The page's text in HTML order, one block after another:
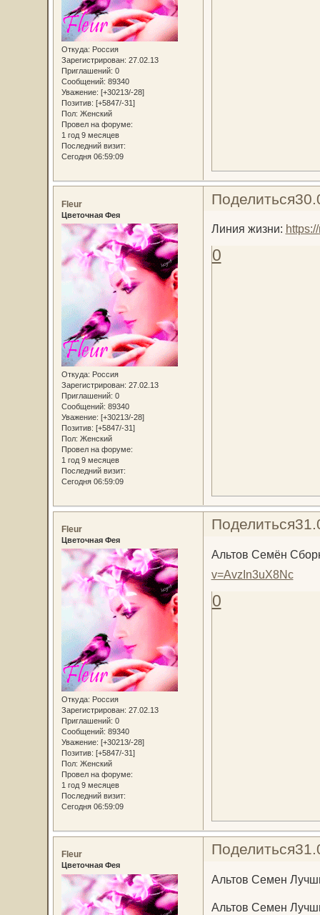
Откуда: Россия
Зарегистрирован: 27.02.13
Приглашений: 0
Сообщений: 89340
Уважение: [+30213/-28]
Позитив: [+5847/-31]
Пол: Женский
Провел на форуме:
1 год 9 месяцев
Последний визит:
Сегодня 06:59:09
Поделиться
Fleur
Цветочная Фея
Откуда: Россия
Зарегистрирован: 27.02.13
Приглашений: 0
Сообщений: 89340
Уважение: [+30213/-28]
Позитив: [+5847/-31]
Пол: Женский
Провел на форуме:
1 год 9 месяцев
Последний визит:
Сегодня 06:59:09
Линия жизни:
0
Поделиться
Fleur
Цветочная Фея
Откуда: Россия
Зарегистрирован: 27.02.13
Приглашений: 0
Сообщений: 89340
Уважение: [+30213/-28]
Позитив: [+5847/-31]
Пол: Женский
Провел на форуме:
1 год 9 месяцев
Последний визит:
Сегодня 06:59:09
Альтов Семён
v=AvzIn3uX8Nc
0
Поделиться
Fleur
Цветочная Фея
Альтов Семен
Альтов Семен